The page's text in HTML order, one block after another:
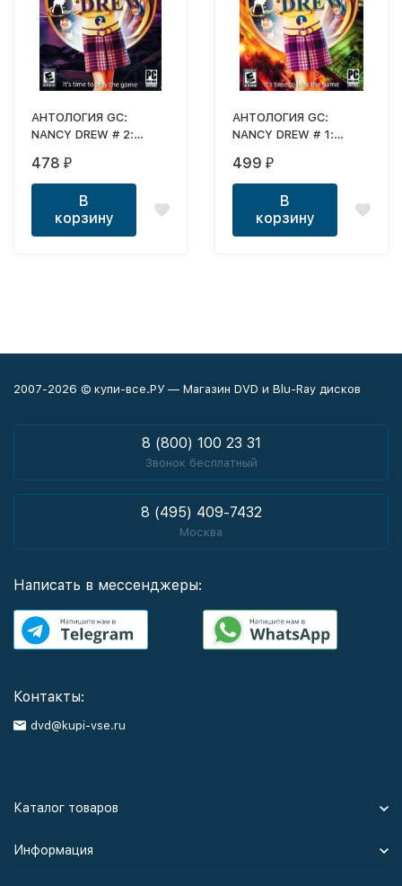
АНТОЛОГИЯ GC:
NANCY DREW # 2:
478 ₽
В
корзину
АНТОЛОГИЯ GC:
NANCY DREW # 1:
499 ₽
В
корзину
2007-2026 © купи-все.РУ — Магазин DVD и Blu-Ray дисков
8 (800) 100 23 31
Звонок бесплатный
8 (495) 409-7432
Москва
Написать в мессенджеры:
Контакты:
dvd@kupi-vse.ru
Каталог товаров
Информация